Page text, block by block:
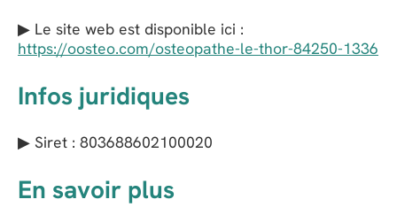
▶ Le site web est disponible ici :
https://oosteo.com/osteopathe-le-thor-84250-1336
Infos juridiques
▶ Siret : 803688602100020
En savoir plus